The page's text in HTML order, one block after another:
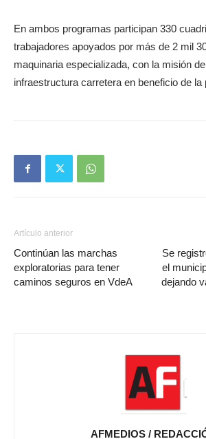
En ambos programas participan 330
trabajadores apoyados por más de 2 mil
maquinaria especializada, con la misión
infraestructura carretera en beneficio de la
Artículo anterior
Continúan las marchas
exploratorias para tener
caminos seguros en VdeA
Se
el
dejando
AFMEDIOS /